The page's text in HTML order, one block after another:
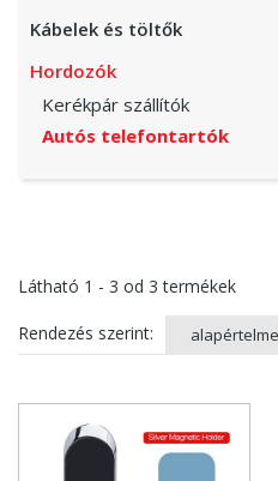
Kábelek és töltők
Hordozók
Kerékpár szállítók
Autós telefontartók
Látható 1 - 3 od 3 termékek
Rendezés szerint: